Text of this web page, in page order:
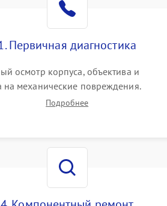
Первичная диагностика
осмотр корпуса, объектива и
на механические повреждения.
реакции на включение, считывание
Подробнее